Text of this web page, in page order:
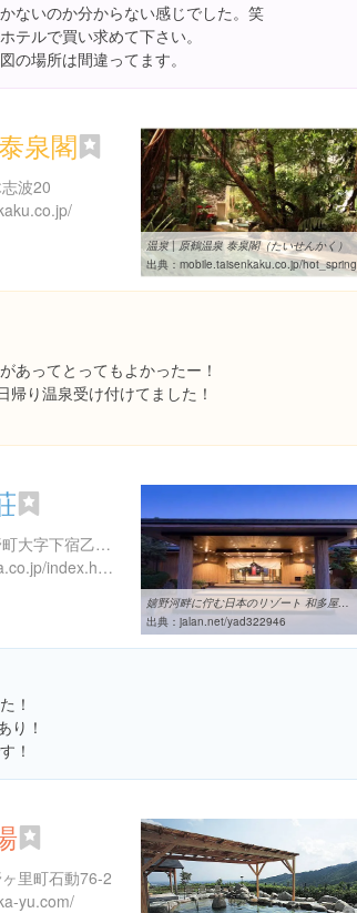
ないのか分からない感じでした。笑
テルで買い求めて下さい。
の場所は間違ってます。
泉閣
波20
温泉 | 原鶴温泉 泰泉閣（たいせんかく）
出典： mobile.taisenkaku.co.jp/hot_spring
あってとってもよかったー！
帰り温泉受け付けてました！
佐賀県嬉野市嬉野町大字下宿乙７３８
http://www.wataya.co.jp/index.html
嬉野河畔に佇む日本のリゾート 和多屋別荘 - 宿泊予約は【じゃらんnet】
出典： jalan.net/yad322946
！
り！
！
里町石動76-2
yu.com/